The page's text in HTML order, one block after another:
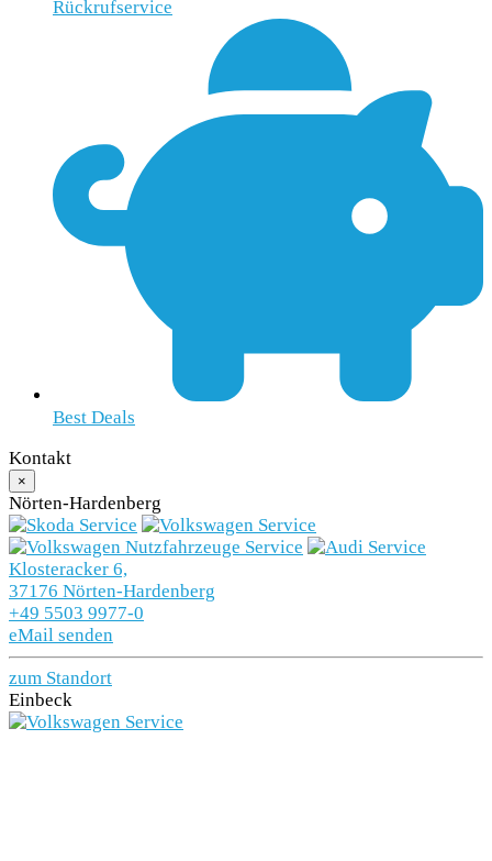
Rückrufservice
Best Deals
Kontakt
×
Nörten-Hardenberg
Klosteracker 6,
37176 Nörten-Hardenberg
+49 5503 9977-0
eMail senden
zum Standort
Einbeck